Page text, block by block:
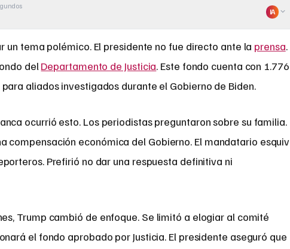
IA
un tema polémico. El presidente no fue directo ante la prensa.
del Departamento de Justicia. Este fondo cuenta con 1.776
aliados investigados durante el Gobierno de Biden.
ocurrió esto. Los periodistas preguntaron sobre su familia.
compensación económica del Gobierno. El mandatario
Prefirió no dar una respuesta definitiva ni
Trump cambió de enfoque. Se limitó a elogiar al comité
el fondo aprobado por Justicia. El presidente aseguró que